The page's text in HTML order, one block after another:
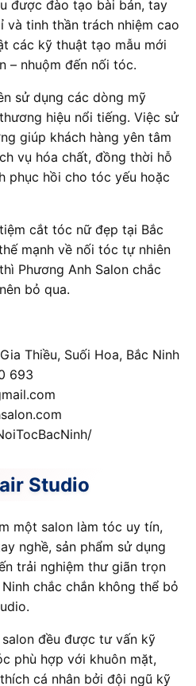
được đào tạo bài bản, tay
và tinh thần trách nhiệm cao
các kỹ thuật tạo mẫu mới
– nhuộm đến nối tóc.
sử dụng các dòng mỹ
hiệu nổi tiếng. Việc sử
giúp khách hàng yên tâm
vụ hóa chất, đồng thời hỗ
phục hồi cho tóc yếu hoặc
cắt tóc nữ đẹp tại Bắc
mạnh về nối tóc tự nhiên
Phương Anh Salon chắc
bỏ qua.
Thiều, Suối Hoa, Bắc Ninh
693
Studio
một salon làm tóc uy tín,
nghề, sản phẩm sử dụng
trải nghiệm thư giãn trọn
chắc chắn không thể bỏ
đều được tư vấn kỹ
phù hợp với khuôn mặt,
cá nhân bởi đội ngũ kỹ